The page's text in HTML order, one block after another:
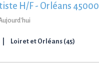
H/F - Orléans 45000
Loiret et Orléans (45)